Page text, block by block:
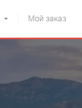
Мой заказ